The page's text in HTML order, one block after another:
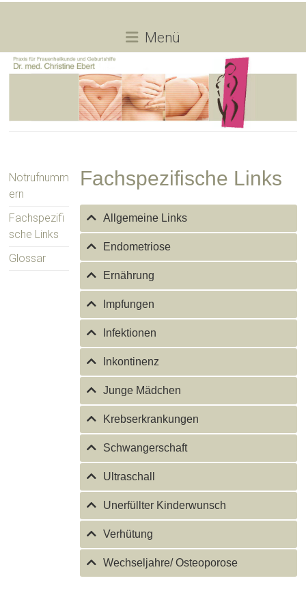
med.
Christine
und
Geburtshilfe
Menü
Fachspezifische Links
Allgemeine Links
Endometriose
Ernährung
Impfungen
Infektionen
Inkontinenz
Junge Mädchen
Krebserkrankungen
Schwangerschaft
Ultraschall
Unerfüllter Kinderwunsch
Verhütung
Wechseljahre/ Osteoporose
Notrufnumm
ern
Fachspezifi
sche Links
Glossar